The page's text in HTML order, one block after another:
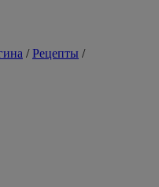
/Рецепты /